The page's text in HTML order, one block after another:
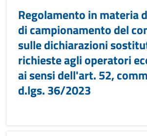
Regolamento in materia
di campionamento del
sulle dichiarazioni
richieste agli operatori
ai sensi dell'art. 52,
d.lgs. 36/2023